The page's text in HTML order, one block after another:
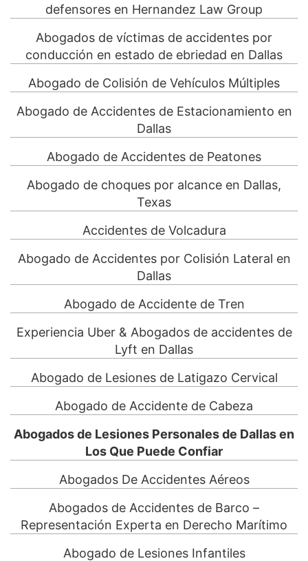
defensores en Hernandez Law Group
Abogados de víctimas de accidentes por
conducción en estado de ebriedad en Dallas
Abogado de Colisión de Vehículos Múltiples
Abogado de Accidentes de Estacionamiento en
Dallas
Abogado de Accidentes de Peatones
Abogado de choques por alcance en Dallas,
Texas
Accidentes de Volcadura
Abogado de Accidentes por Colisión Lateral en
Dallas
Abogado de Accidente de Tren
Experiencia Uber & Abogados de accidentes de
Lyft en Dallas
Abogado de Lesiones de Latigazo Cervical
Abogado de Accidente de Cabeza
Abogados de Lesiones Personales de Dallas en
Los Que Puede Confiar
Abogados De Accidentes Aéreos
Abogados de Accidentes de Barco –
Representación Experta en Derecho Marítimo
Abogado de Lesiones Infantiles